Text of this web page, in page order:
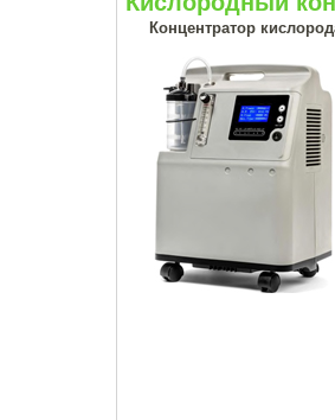
Концентратор